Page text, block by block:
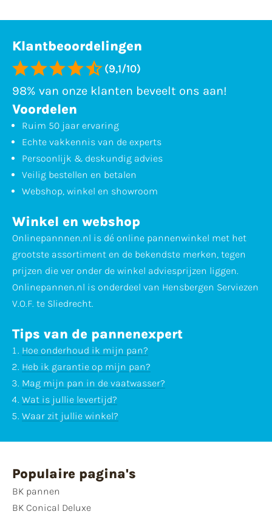
Klantbeoordelingen
(9,1/10)
98% van onze klanten beveelt ons aan!
Voordelen
Ruim 50 jaar ervaring
Echte vakkennis van de experts
Persoonlijk & deskundig advies
Veilig bestellen en betalen
Webshop, winkel en showroom
Winkel en webshop
Onlinepannnen.nl is dé online pannenwinkel met het
grootste assortiment en de bekendste merken, tegen
prijzen die ver onder de winkel adviesprijzen liggen.
Onlinepannen.nl is onderdeel van Hensbergen Serviezen
V.O.F. te Sliedrecht.
Tips van de pannenexpert
Hoe onderhoud ik mijn pan?
Heb ik garantie op mijn pan?
Mag mijn pan in de vaatwasser?
Wat is jullie levertijd?
Waar zit jullie winkel?
Populaire pagina's
BK pannen
BK Conical Deluxe